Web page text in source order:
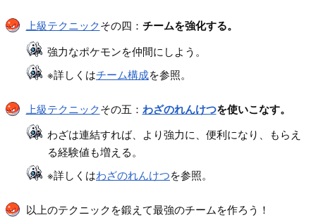
上級テクニックその四： チームを強化する。
強力なポケモンを仲間にしよう。
※詳しくはチーム構成を参照。
上級テクニックその五： わざのれんけつを使いこなす。
わざは連結すれば、より強力に、便利になり、もらえ
る経験値も増える。
※詳しくはわざのれんけつを参照。
以上のテクニックを鍛えて最強のチームを作ろう！